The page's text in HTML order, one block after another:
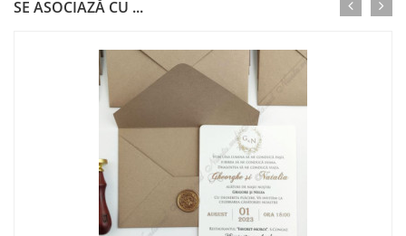
SE ASOCIAZĂ CU ...